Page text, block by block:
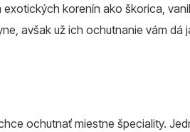
korenín ako škorica,
avšak už ich ochutnanie vám dá
ochutnať miestne špeciality.